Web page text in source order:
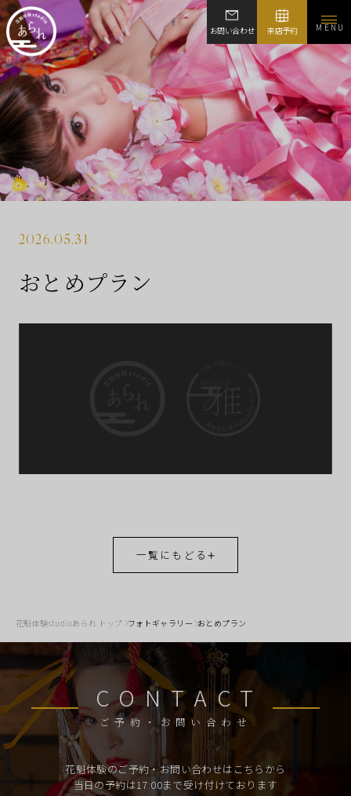
お問い合わせ 来店予約 MENU
2026.05.31
おとめプラン
一覧にもどる
花魁体験studioあられ トップ フォトギャラリー おとめプラン
CONTACT
ご予約・お問い合わせ
花魁体験のご予約・お問い合わせはこちらから
当日の予約は17:00まで受け付けております